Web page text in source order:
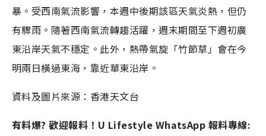
暴。受西南氣流影響，本週中後期該區天氣炎熱，但仍
有驟雨。隨著西南氣流轉趨活躍，週末期間至下週初廣
東沿岸天氣不穩定。此外，熱帶氣旋「竹節草」會在今
明兩日橫過東海，靠近華東沿岸。
資料及圖片來源：香港天文台
有料爆? 歡迎報料！U Lifestyle WhatsApp 報料專線: